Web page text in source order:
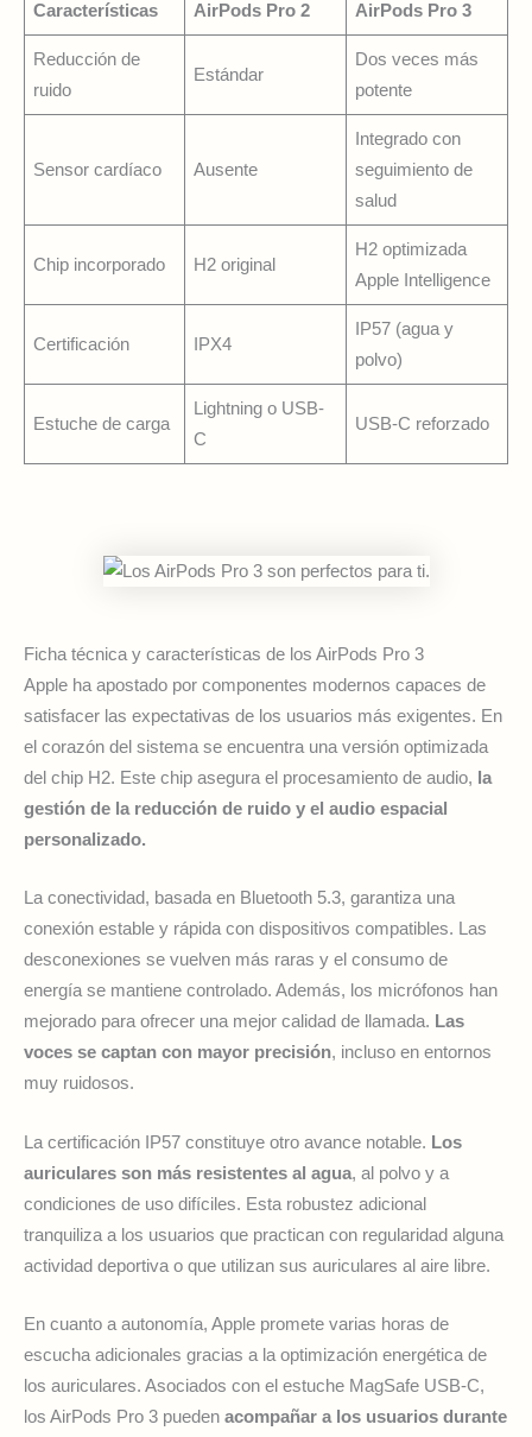
Características AirPods Pro 2 AirPods Pro 3
Reducción de
ruido
Estándar
Dos veces más
potente
Sensor cardíaco Ausente
Integrado con
seguimiento de
salud
Chip incorporado H2 original
H2 optimizada
Apple Intelligence
Certificación IPX4
IP57 (agua y
polvo)
Estuche de carga
Lightning o USB-
C
USB-C reforzado
Ficha técnica y características de los AirPods Pro 3
Apple ha apostado por componentes modernos capaces de
satisfacer las expectativas de los usuarios más exigentes. En
el corazón del sistema se encuentra una versión optimizada
del chip H2. Este chip asegura el procesamiento de audio, la
gestión de la reducción de ruido y el audio espacial
personalizado.
La conectividad, basada en Bluetooth 5.3, garantiza una
conexión estable y rápida con dispositivos compatibles. Las
desconexiones se vuelven más raras y el consumo de
energía se mantiene controlado. Además, los micrófonos han
mejorado para ofrecer una mejor calidad de llamada. Las
voces se captan con mayor precisión, incluso en entornos
muy ruidosos.
La certificación IP57 constituye otro avance notable. Los
auriculares son más resistentes al agua, al polvo y a
condiciones de uso difíciles. Esta robustez adicional
tranquiliza a los usuarios que practican con regularidad alguna
actividad deportiva o que utilizan sus auriculares al aire libre.
En cuanto a autonomía, Apple promete varias horas de
escucha adicionales gracias a la optimización energética de
los auriculares. Asociados con el estuche MagSafe USB-C,
los AirPods Pro 3 pueden acompañar a los usuarios durante